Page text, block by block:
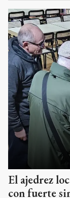
El ajedrez
con fuerte